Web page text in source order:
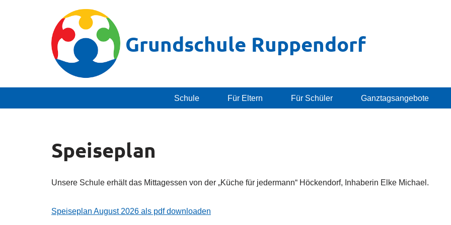
Grundschule Ruppendorf
Schule Für Eltern Für Schüler Ganztagsangebote
Speiseplan
Unsere Schule erhält das Mittagessen von der „Küche für jedermann“ Höckendorf, Inhaberin Elke Michael.
Speiseplan August 2026 als pdf downloaden